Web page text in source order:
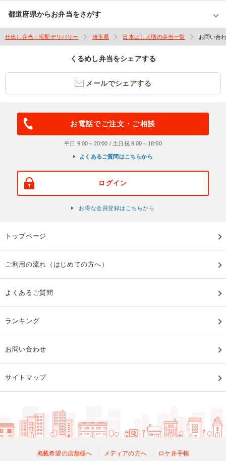
都道府県からお弁当をさがす
仕出し弁当・宅配デリバリー 埼玉県 日本ばし大増の弁当一覧 お問い合
くるめし弁当をシェアする
メールでシェアする
お電話でご注文・ご相談
平日 9:00～20:00 / 土日祝 9:00～18:00
よくあるご質問はこちらから
ログイン
お得な会員登録はこちらから
トップページ
ご利用の流れ（はじめての方へ）
よくあるご質問
ランキング
お問い合わせ
サイトマップ
掲載希望の店舗様へ メディアの方へ ロケ弁手帳